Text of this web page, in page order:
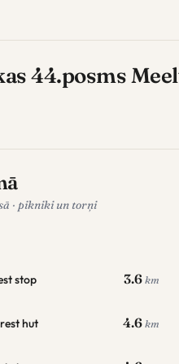
44.posms
· pikniki un torņi
stop 3.6 km
hut 4.6 km